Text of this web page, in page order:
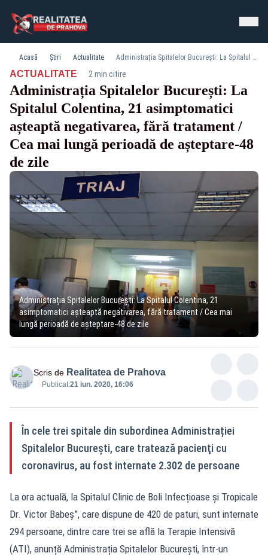
Acasă Știri Actualitate Administrația Spitalelor București: La Spitalul Colentina, 21 asimptomatici așteaptă negativarea, fără tratament / Cea mai lungă perioadă de așteptare-48 de zile
ACTUALITATE· 2 min citire
Administrația Spitalelor București: La
Spitalul Colentina, 21 asimptomatici
așteaptă negativarea, fără tratament /
Cea mai lungă perioadă de așteptare-48
de zile
Administrația Spitalelor București: La Spitalul Colentina, 21
asimptomatici așteaptă negativarea, fără tratament / Cea mai
lungă perioadă de așteptare-48 de zile
Scris de Realitatea de Prahova
Publicat:21 iun. 2020, 16:06
În cele trei spitale din subordinea Administrației
Spitalelor București, care tratează pacienţi cu
coronavirus, au fost internate 2.302 de persoane
La ora actuală, la Spitalul Clinic de Boli Infecțioase și Tropicale
Dr. Victor Babeș”, care dispune de 420 de paturi, sunt internate
294 persoane, dintre care trei se află la Terapie Intensivă
(ATI), anunță Administrația Spitalelor București, într-un